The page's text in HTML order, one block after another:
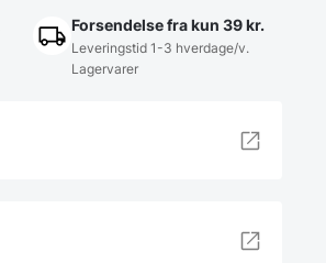
Forsendelse fra kun 39 kr.
Leveringstid 1-3 hverdage/v.
Lagervarer